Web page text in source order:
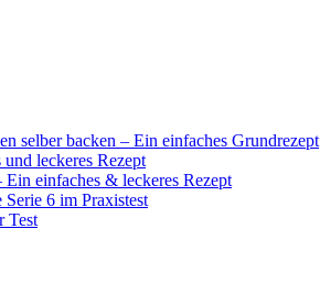
selber backen – Ein einfaches Grundrezept
leckeres Rezept
einfaches & leckeres Rezept
6 im Praxistest
Test